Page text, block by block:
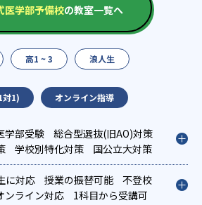
医学部予備校の教室一覧へ
高1 ~ 3 浪人生
対1) オンライン指導
学部受験
総合型選抜(旧AO)対策
学校別特化対策
国公立大対策
通テスト対策
に対応
授業の振替可能
不登校
ンライン対応
1科目から受講可